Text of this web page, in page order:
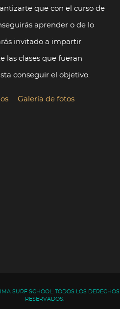
que con el curso de
aprender o de lo
invitado a impartir
las clases que fueran
conseguir el objetivo.
Galería de fotos
SURF SCHOOL. TODOS LOS DERECHOS
RESERVADOS.